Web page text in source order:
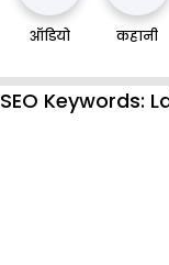
ऑडियो कहानी
SEO Keywords: